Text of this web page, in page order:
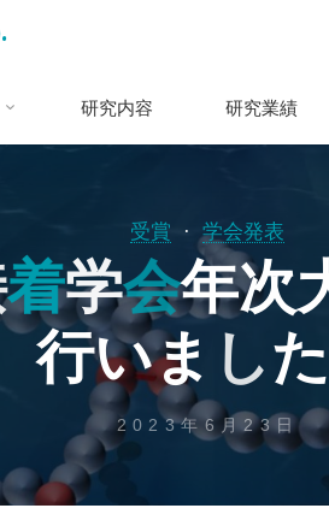
研究内容 研究業績
受賞 学会発表
着
着学会
会年次
行いま した
2023年6月23日